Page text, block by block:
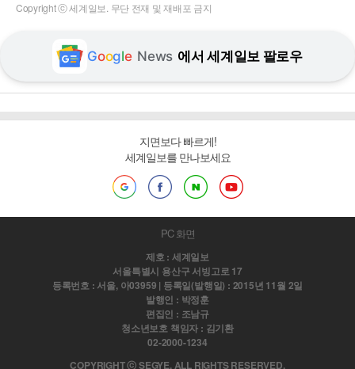
Copyright ⓒ 세계일보. 무단 전재 및 재배포 금지
Google News 에서 세계일보 팔로우
지면보다 빠르게!
세계일보를 만나보세요
PC 화면
제호 : 세계일보
서울특별시 용산구 서빙고로 17
등록번호 : 서울, 아03959 | 등록일(발행일) : 2015년 11월 2일
발행인 : 박정훈
편집인 : 조남규
청소년보호 책임자 : 김기환
02-2000-1234
COPYRIGHT ⓒ SEGYE. ALL RIGHTS RESERVED.